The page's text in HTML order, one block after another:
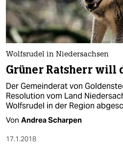
Wolfsrudel in Niedersachsen
Grüner Ratsherr will
Der Gemeinderat von
Resolution vom Land
Wolfsrudel in der Region
Von Andrea Scharpen
17.1.2018